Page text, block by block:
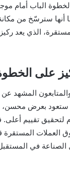
الباب أمام
أنها سترسّخ من
الذي يعد
على الخطوة
المشهد عن
ستعود بعرض
لتحقيق تقييم
المستقرة
في